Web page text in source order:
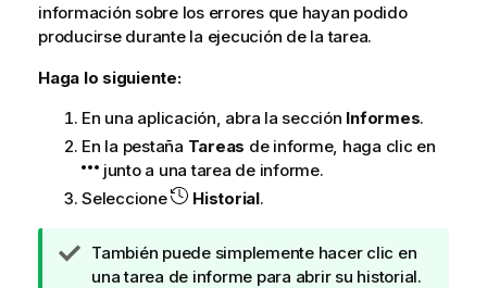
información sobre los errores que hayan podido
producirse durante la ejecución de la tarea.
Haga lo siguiente:
En una aplicación, abra la sección Informes.
En la pestaña Tareas de informe, haga clic en
junto a una tarea de informe.
Seleccione
Historial.
N
o
También puede simplemente hacer clic en
una tarea de informe para abrir su historial.